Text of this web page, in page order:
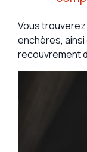
Vous
enchères,
recouvrement